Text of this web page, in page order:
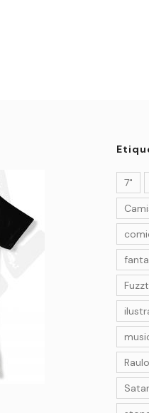
7"
Raulo